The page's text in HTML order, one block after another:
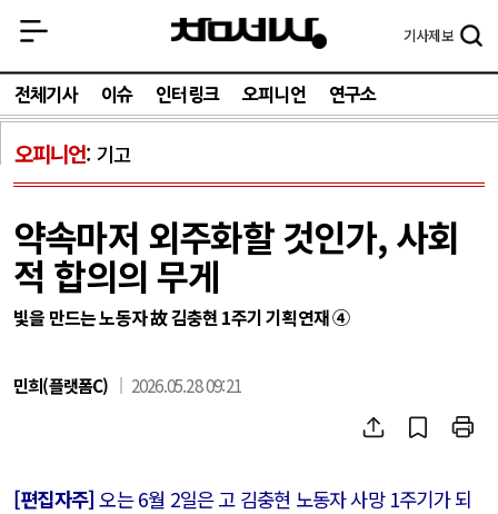
기사제보
전체기사 이슈 인터링크 오피니언 연구소
오피니언 기고
약속마저 외주화할 것인가, 사회
적 합의의 무게
빛을 만드는 노동자 故 김충현 1주기 기획연재 ④
민희(플랫폼C) 2026.05.28 09:21
[편집자주] 오는 6월 2일은 고 김충현 노동자 사망 1주기가 되